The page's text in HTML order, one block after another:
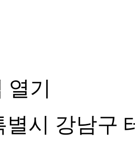
기
별시 강남구